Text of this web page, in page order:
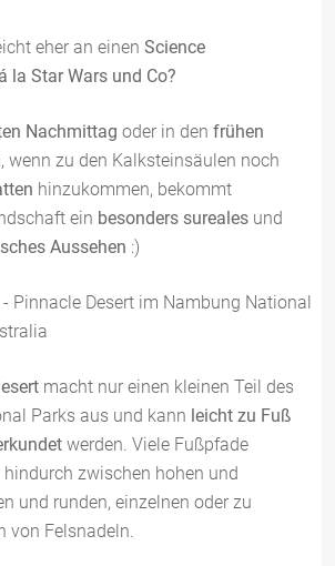
eher an einen Science
la Star Wars und Co?
Nachmittag oder in den frühen
, wenn zu den Kalksteinsäulen noch
hinzukommen, bekommt
ein besonders sureales und
Aussehen :)
macht nur einen kleinen Teil des
Parks aus und kann leicht zu Fuß
werden. Viele Fußpfade
zwischen hohen und
und runden, einzelnen oder zu
von Felsnadeln.